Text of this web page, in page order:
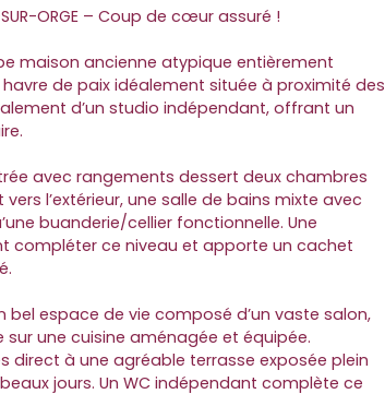
SUR-ORGE – Coup de cœur assuré !
maison ancienne atypique entièrement
de paix idéalement située à proximité des
d’un studio indépendant, offrant un
avec rangements dessert deux chambres
l’extérieur, une salle de bains mixte avec
buanderie/cellier fonctionnelle. Une
compléter ce niveau et apporte un cachet
bel espace de vie composé d’un vaste salon,
sur une cuisine aménagée et équipée.
direct à une agréable terrasse exposée plein
jours. Un WC indépendant complète ce